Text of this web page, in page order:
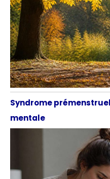
Syndrome
mentale